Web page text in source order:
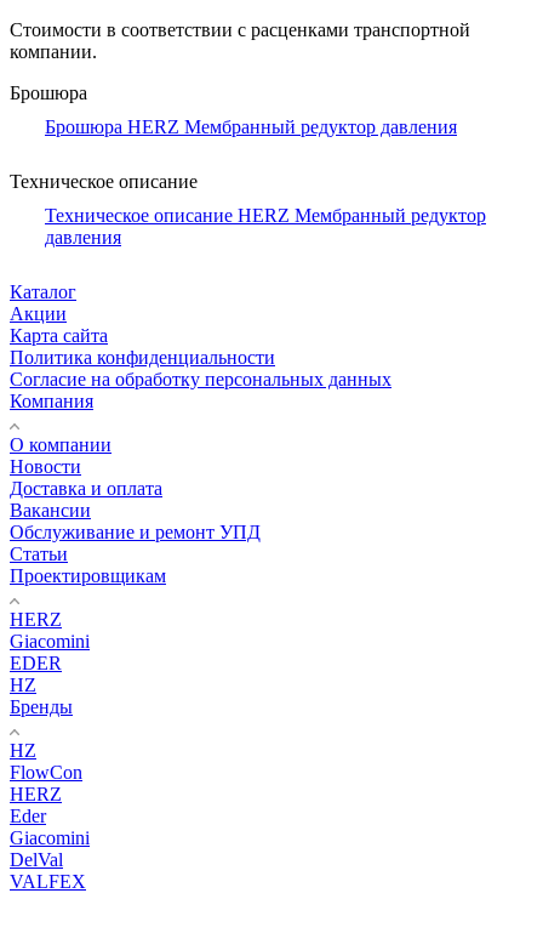
Стоимости в соответствии с расценками транспортной
компании.
Брошюра
Брошюра HERZ Мембранный редуктор давления
Техническое описание
Техническое описание HERZ Мембранный редуктор
давления
Каталог
Акции
Карта сайта
Политика конфиденциальности
Согласие на обработку персональных данных
Компания
О компании
Новости
Доставка и оплата
Вакансии
Обслуживание и ремонт УПД
Статьи
Проектировщикам
HERZ
Giacomini
EDER
HZ
Бренды
HZ
FlowCon
HERZ
Eder
Giacomini
DelVal
VALFEX